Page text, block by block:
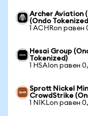
Archer Aviation
(Ondo
1 ACHRon
Hesai Group
Tokenized)
1 HSAIon равен
Sprott Nickel
CrowdStrike
1 NIKLon равен